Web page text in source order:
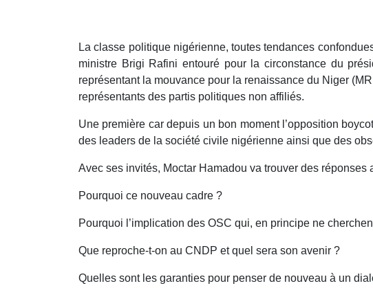
La classe politique nigérienne, toutes tendances
ministre Brigi Rafini entouré pour la circonstance du
représentant la mouvance pour la renaissance du Niger
représentants des partis politiques non affiliés.
Une première car depuis un bon moment l’opposition
des leaders de la société civile nigérienne ainsi que des
Avec ses invités, Moctar Hamadou va trouver des réponses
Pourquoi ce nouveau cadre ?
Pourquoi l’implication des OSC qui, en principe ne
Que reproche-t-on au CNDP et quel sera son avenir ?
Quelles sont les garanties pour penser de nouveau à un